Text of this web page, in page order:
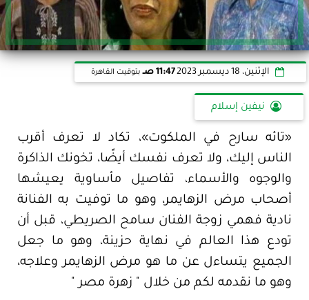
الإثنين، 18 ديسمبر 2023 11:47 صـ بتوقيت القاهرة
نيفين إسلام
«تائه سارح في الملكوت»، تكاد لا تعرف أقرب
الناس إليك، ولا تعرف نفسك أيضًا، تخونك الذاكرة
والوجوه والأسماء، تفاصيل مأساوية يعيشها
أصحاب مرض الزهايمر، وهو ما توفيت به الفنانة
نادية فهمي زوجة الفنان سامح الصريطي، قبل أن
تودع هذا العالم في نهاية حزينة، وهو ما جعل
الجميع يتساءل عن ما هو مرض الزهايمر وعلاجه،
وهو ما نقدمه لكم من خلال " زهرة مصر "